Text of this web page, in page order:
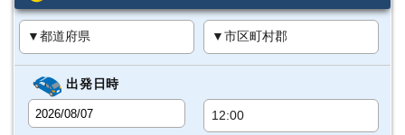
出発日時